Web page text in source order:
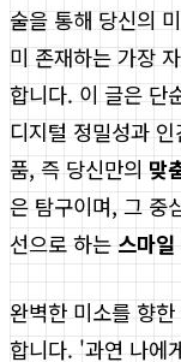
술을 통해 당신의
미 존재하는 가장
합니다. 이 글은 단
디지털 정밀성과
품, 즉 당신만의 맞
은 탐구이며, 그 중
선으로 하는 스마
완벽한 미소를 향
합니다. '과연 나에